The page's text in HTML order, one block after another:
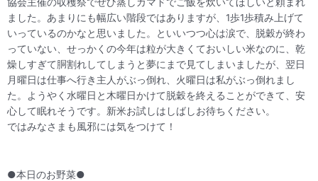
ました。あまりにも幅広い階段ではありますが、1歩1歩積み上げて
いっているのかなと思いました。といいつつ心は涙で、脱穀が終わ
っていない、せっかくの今年は粒が大きくておいしい米なのに、乾
燥しすぎて胴割れしてしまうと夢にまで見てしまいましたが、翌日
月曜日は仕事へ行き主人がぶっ倒れ、火曜日は私がぶっ倒れまし
た。ようやく水曜日と木曜日かけて脱穀を終えることができて、安
心して眠れそうです。新米お試しはしばしお待ちください。
ではみなさまも風邪には気をつけて！
●本日のお野菜●